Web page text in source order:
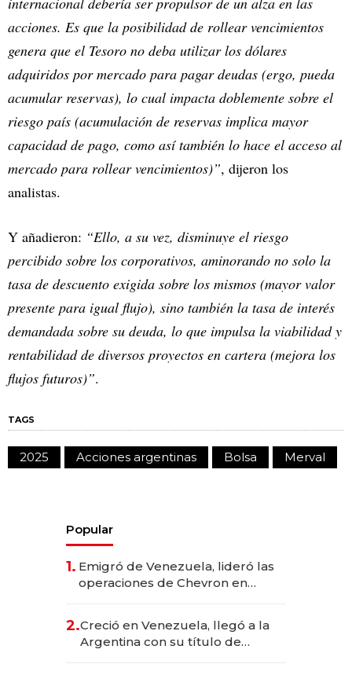
acciones. Es que la posibilidad de rollear vencimientos
genera que el Tesoro no deba utilizar los dólares
adquiridos por mercado para pagar deudas (ergo, pueda
acumular reservas), lo cual impacta doblemente sobre el
riesgo país (acumulación de reservas implica mayor
capacidad de pago, como así también lo hace el acceso al
mercado para rollear vencimientos)”, dijeron los
analistas.
Y añadieron: “Ello, a su vez, disminuye el riesgo
percibido sobre los corporativos, aminorando no solo la
tasa de descuento exigida sobre los mismos (mayor valor
presente para igual flujo), sino también la tasa de interés
demandada sobre su deuda, lo que impulsa la viabilidad y
rentabilidad de diversos proyectos en cartera (mejora los
flujos futuros)”.
TAGS
2025 Acciones argentinas Bolsa Merval
Popular
1. Emigró de Venezuela, lideró las
operaciones de Chevron en
2.Creció en Venezuela, llegó a la
Argentina con su título de